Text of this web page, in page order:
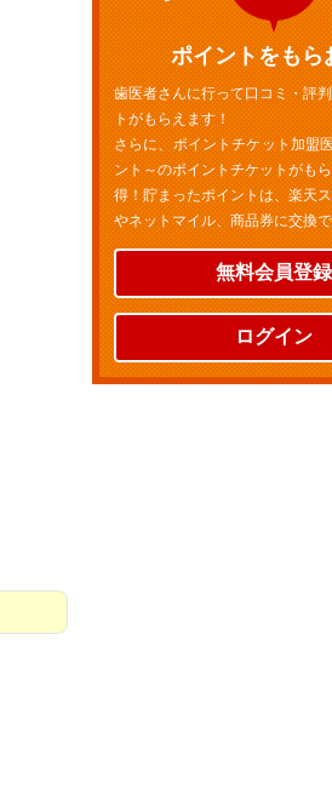
ポイントをもら
歯医者さんに行って口コミ・評
トがもらえます！
さらに、ポイントチケット加盟
ント～のポイントチケットがも
得！貯まったポイントは、楽天
やネットマイル、商品券に交換
無料会員登録
ログイン